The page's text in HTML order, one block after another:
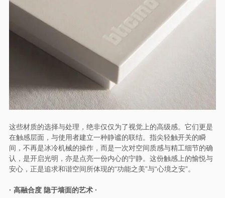
这些材质的选择与处理，绝非仅仅为了视觉上的高级感。它们更是
在触感层面，与使用者建立一种静谧的联结。指尖轻触开关的瞬
间，不再是冰冷机械的操作，而是一次对空间质感与精工细节的确
认，是开启光明，亦是点亮一份内心的宁静。这份触感上的愉悦与
安心，正是追求和谐空间所体现的“功能之美”与“心境之安”。
· 高融合度 隐于墙面的艺术 ·